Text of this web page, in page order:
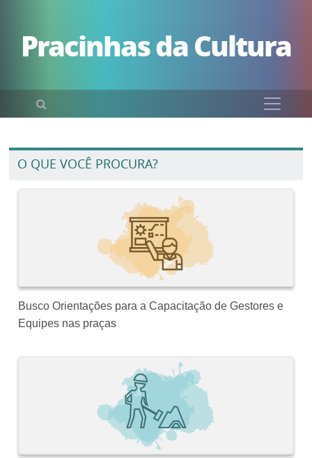
Pracinhas da Cultura
O QUE VOCÊ PROCURA?
Busco Orientações para a Capacitação de Gestores e
Equipes nas praças